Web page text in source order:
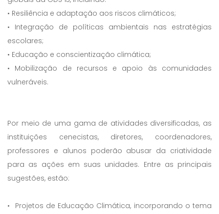
• Resiliência e adaptação aos riscos climáticos;
• Integração de políticas ambientais nas estratégias
escolares;
• Educação e conscientização climática;
• Mobilização de recursos e apoio às comunidades
vulneráveis.
Por meio de uma gama de atividades diversificadas, as
instituições cenecistas, diretores, coordenadores,
professores e alunos poderão abusar da criatividade
para as ações em suas unidades. Entre as principais
sugestões, estão:
• Projetos de Educação Climática, incorporando o tema